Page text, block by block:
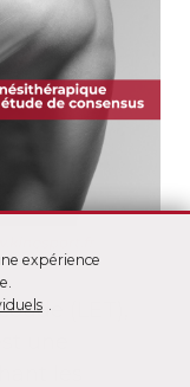
(LET),
une
les
expérience
.